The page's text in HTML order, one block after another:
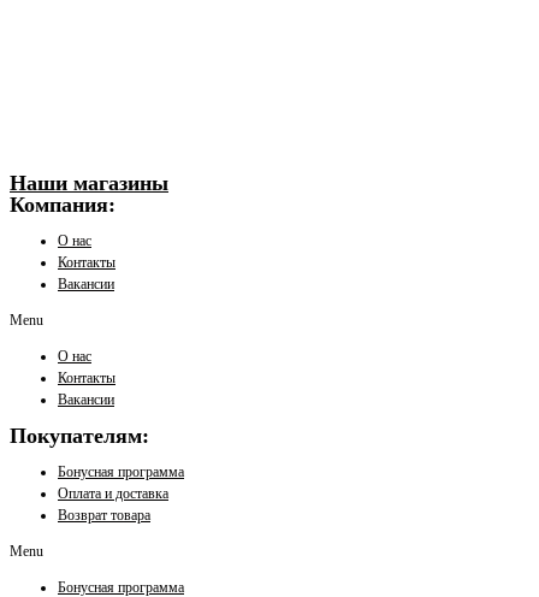
Наши магазины
Компания:
О нас
Контакты
Вакансии
Menu
О нас
Контакты
Вакансии
Покупателям:
Бонусная программа
Оплата и доставка
Возврат товара
Menu
Бонусная программа